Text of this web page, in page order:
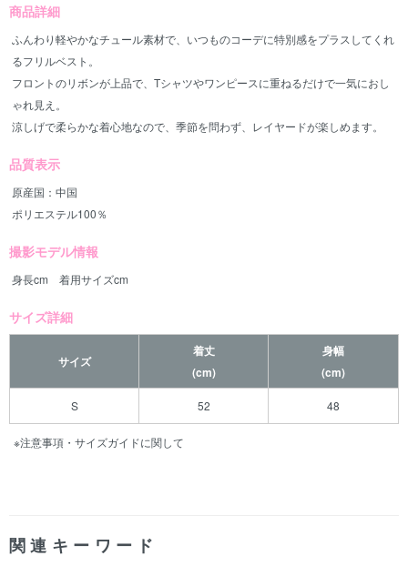
商品詳細
ふんわり軽やかなチュール素材で、いつものコーデに特別感をプラスしてくれ
るフリルベスト。
フロントのリボンが上品で、Tシャツやワンピースに重ねるだけで一気におし
ゃれ見え。
涼しげで柔らかな着心地なので、季節を問わず、レイヤードが楽しめます。
品質表示
原産国：中国
ポリエステル100％
撮影モデル情報
身長cm 着用サイズcm
サイズ詳細
サイズ
着丈
(cm)
身幅
(cm)
S 52 48
※注意事項・サイズガイドに関して
関連キーワード